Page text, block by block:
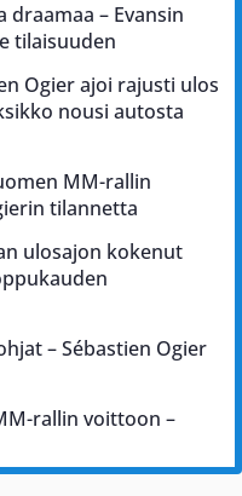
draamaa – Evansin
tilaisuuden
Ogier ajoi rajusti ulos
nousi autosta
MM-rallin
tilannetta
ulosajon kokenut
– Sébastien Ogier
rallin voittoon –